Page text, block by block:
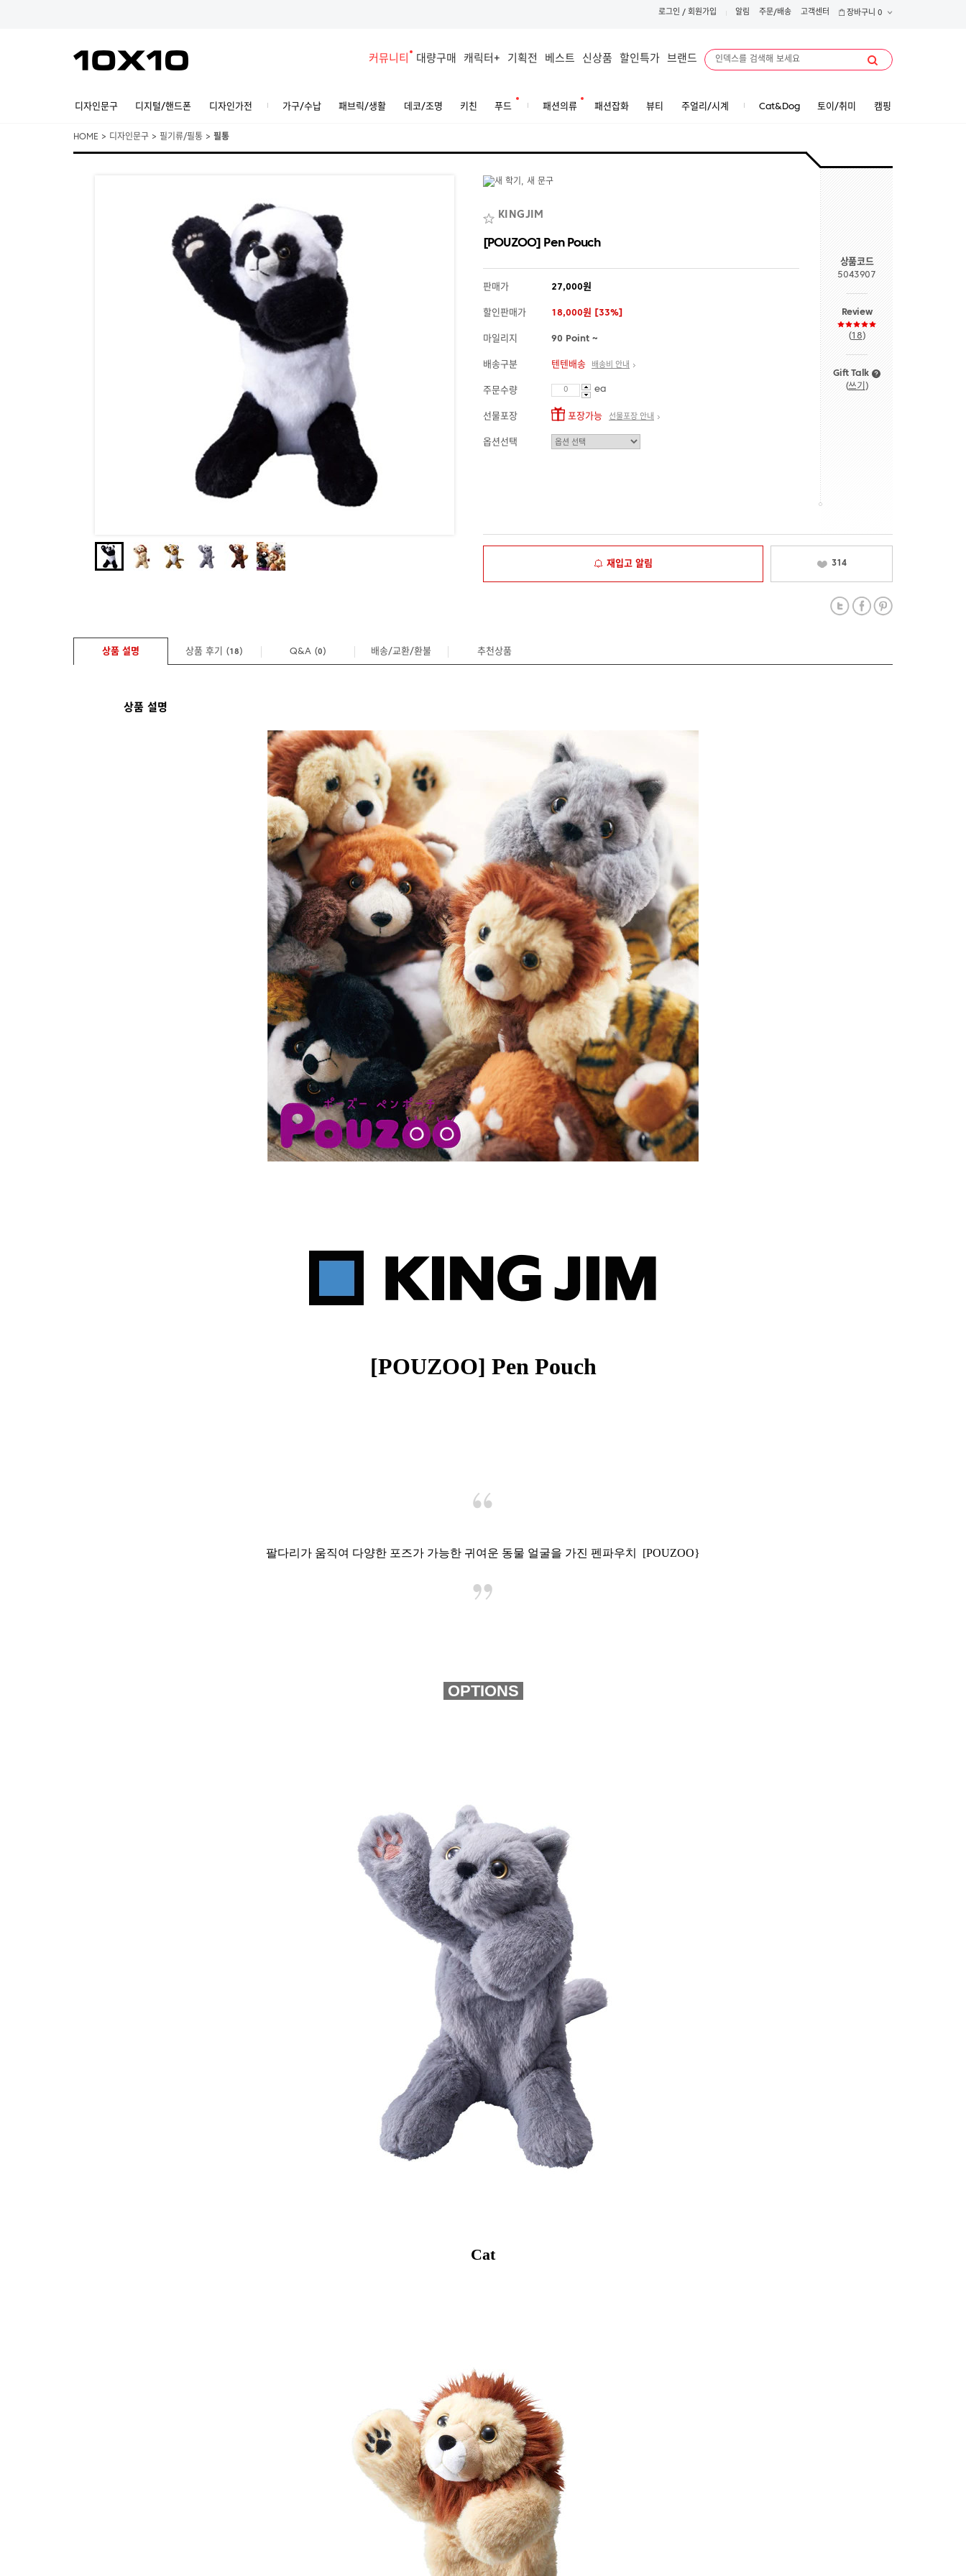
로그인 / 회원가입 알림 주문/배송 고객센터 장바구니 0
커뮤니티 대량구매 캐릭터+ 기획전 베스트 신상품 할인특가 브랜드
디자인문구 디지털/핸드폰 디자인가전 가구/수납 패브릭/생활 데코/조명 키친 푸드 패션의류 패션잡화 뷰티 주얼리/시계 Cat&Dog 토이/취미 캠핑
HOME > 디자인문구 > 필기류/필통 > 필통
KINGJIM
[POUZOO] Pen Pouch
판매가 27,000원
할인판매가 18,000원 [33%]
마일리지 90 Point ~
배송구분 텐텐배송 배송비 안내
주문수량 ea
선물포장 포장가능 선물포장 안내
옵션선택
상품코드
5043907
Review
(18)
Gift Talk
(쓰기 )
재입고 알림 314
상품 설명 상품 후기 (18) Q&A (0) 배송/교환/환불 추천상품
상품 설명